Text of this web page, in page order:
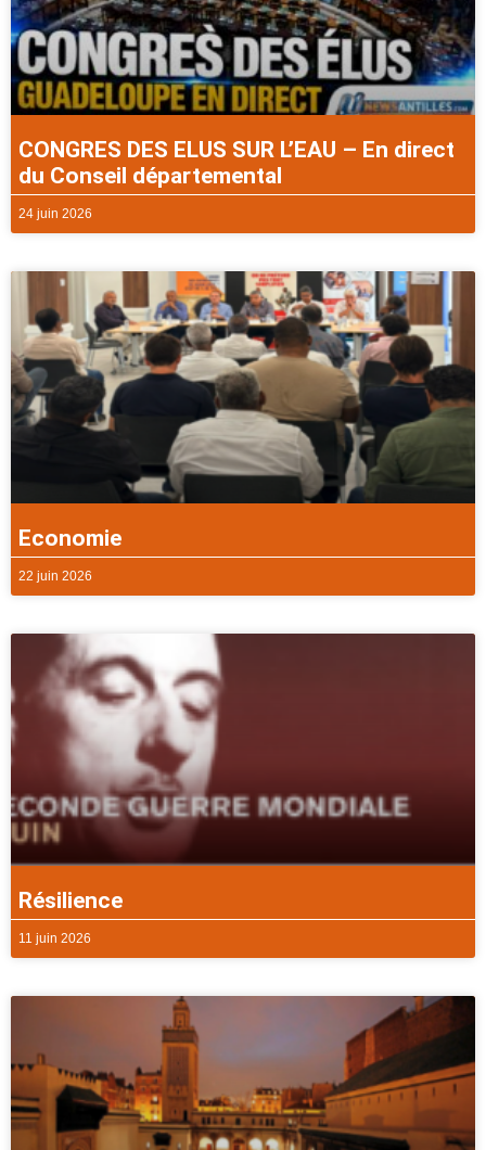
CONGRES DES ELUS SUR L’EAU – En direct
du Conseil départemental
24 juin 2026
Economie
22 juin 2026
Résilience
11 juin 2026